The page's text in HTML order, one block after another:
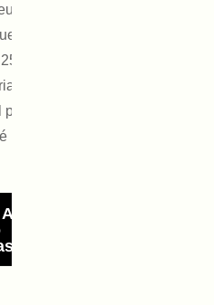
: Bleu
:27
:
placage
Add